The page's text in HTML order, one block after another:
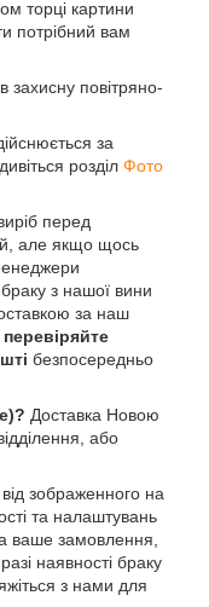
торці картини
потрібний вам
захисну повітряно-
за
розділ Фото
перед
але якщо щось
з нашої вини
за наш
перевіряйте
безпосередньо
Доставка Новою
або
зображенного на
та налаштувань
ваше замовлення,
наявності браку
з нами для